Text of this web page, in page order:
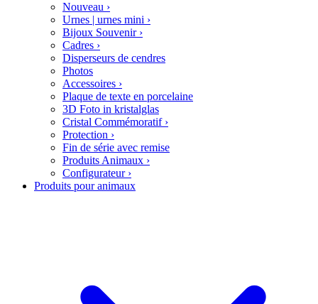
Nouveau ›
Urnes | urnes mini ›
Bijoux Souvenir ›
Cadres ›
Disperseurs de cendres
Photos
Accessoires ›
Plaque de texte en porcelaine
3D Foto in kristalglas
Cristal Commémoratif ›
Protection ›
Fin de série avec remise
Produits Animaux ›
Configurateur ›
Produits pour animaux